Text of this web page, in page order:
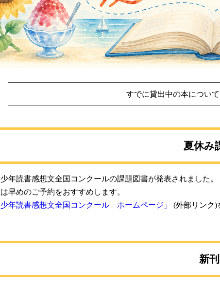
すでに貸出中の本につい
夏休み
年読書感想文全国コンクールの課題図書が発表されました。
早めのご予約をおすすめします。
少年読書感想文全国コンクール ホームページ」 (外部リンク)
新